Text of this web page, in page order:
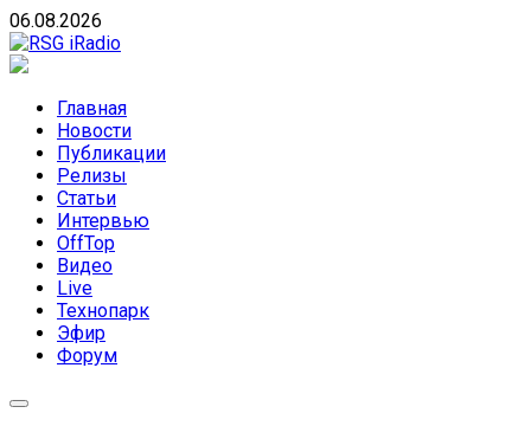
Skip
to
content
06.08.2026
направлений без возрастных ограничений
Главная
Новости
Публикации
Релизы
Статьи
Интервью
OffTop
Видео
Live
Технопарк
Эфир
Форум